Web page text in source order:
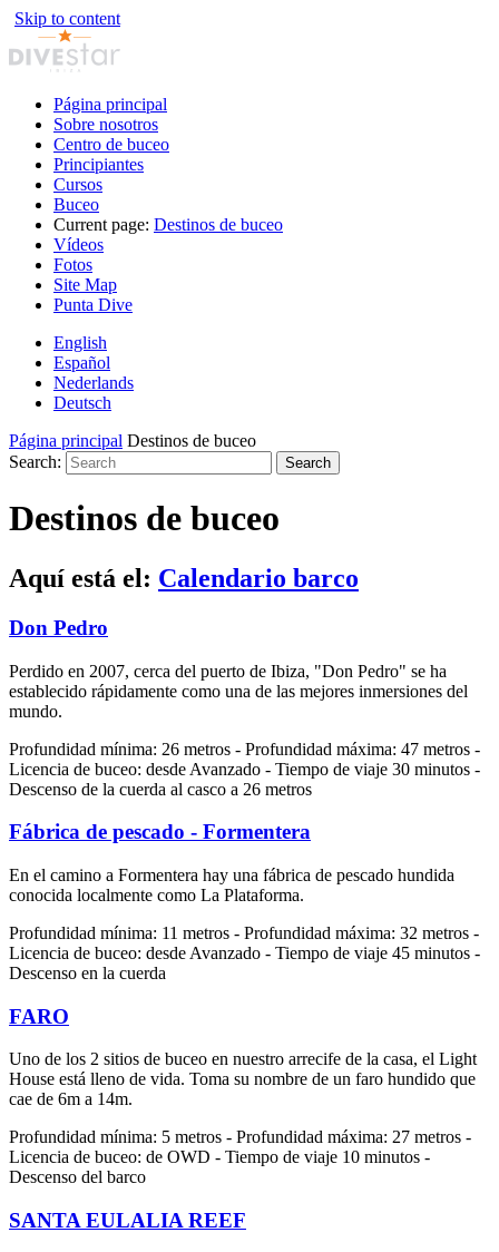
Skip to content
Página principal
Sobre nosotros
Centro de buceo
Principiantes
Cursos
Buceo
Current page: Destinos de buceo
Vídeos
Fotos
Site Map
Punta Dive
English
Español
Nederlands
Deutsch
Página principal Destinos de buceo
Search:
Search
Destinos de buceo
Aquí está el: Calendario barco
Don Pedro
Perdido en 2007, cerca del puerto de Ibiza, "Don Pedro" se ha
establecido rápidamente como una de las mejores inmersiones del
mundo.
Profundidad mínima: 26 metros - Profundidad máxima: 47 metros -
Licencia de buceo: desde Avanzado - Tiempo de viaje 30 minutos -
Descenso de la cuerda al casco a 26 metros
Fábrica de pescado - Formentera
En el camino a Formentera hay una fábrica de pescado hundida
conocida localmente como La Plataforma.
Profundidad mínima: 11 metros - Profundidad máxima: 32 metros -
Licencia de buceo: desde Avanzado - Tiempo de viaje 45 minutos -
Descenso en la cuerda
FARO
Uno de los 2 sitios de buceo en nuestro arrecife de la casa, el Light
House está lleno de vida. Toma su nombre de un faro hundido que
cae de 6m a 14m.
Profundidad mínima: 5 metros - Profundidad máxima: 27 metros -
Licencia de buceo: de OWD - Tiempo de viaje 10 minutos -
Descenso del barco
SANTA EULALIA REEF